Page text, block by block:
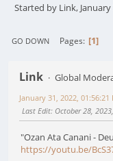
Started by Link, January
GO DOWN Pages 1
Link Global
January 31, 2022, 01:56:21
Last Edit: October 28,
"Ozan Ata Canani -
https://youtu.be/